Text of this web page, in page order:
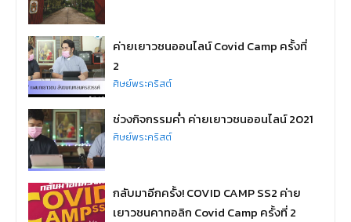
ค่ายเยาวชนออนไลน์ Covid Camp ครั้งที่
2
ศิษย์พระคริสต์
ช่วงกิจกรรมค่ำ ค่ายเยาวชนออนไลน์ 2021
ศิษย์พระคริสต์
กลับมาอีกครั้ง! COVID CAMP SS2 ค่าย
เยาวชนคาทอลิก Covid Camp ครั้งที่ 2